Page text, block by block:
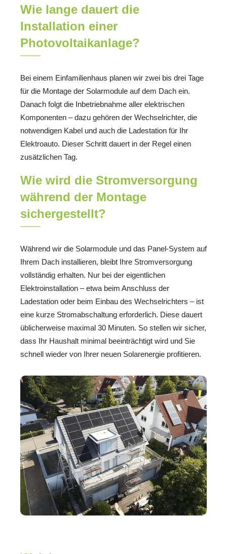
Wie lange dauert die
Installation einer
Photovoltaikanlage?
Bei einem Einfamilienhaus planen wir zwei bis drei Tage
für die Montage der Solarmodule auf dem Dach ein.
Danach folgt die Inbetriebnahme aller elektrischen
Komponenten – dazu gehören der Wechselrichter, die
notwendigen Kabel und auch die Ladestation für Ihr
Elektroauto. Dieser Schritt dauert in der Regel einen
zusätzlichen Tag.
Wie wird die Stromversorgung
während der Montage
sichergestellt?
Während wir die Solarmodule und das Panel-System auf
Ihrem Dach installieren, bleibt Ihre Stromversorgung
vollständig erhalten. Nur bei der eigentlichen
Elektroinstallation – etwa beim Anschluss der
Ladestation oder beim Einbau des Wechselrichters – ist
eine kurze Stromabschaltung erforderlich. Diese dauert
üblicherweise maximal 30 Minuten. So stellen wir sicher,
dass Ihr Haushalt minimal beeinträchtigt wird und Sie
schnell wieder von Ihrer neuen Solarenergie profitieren.